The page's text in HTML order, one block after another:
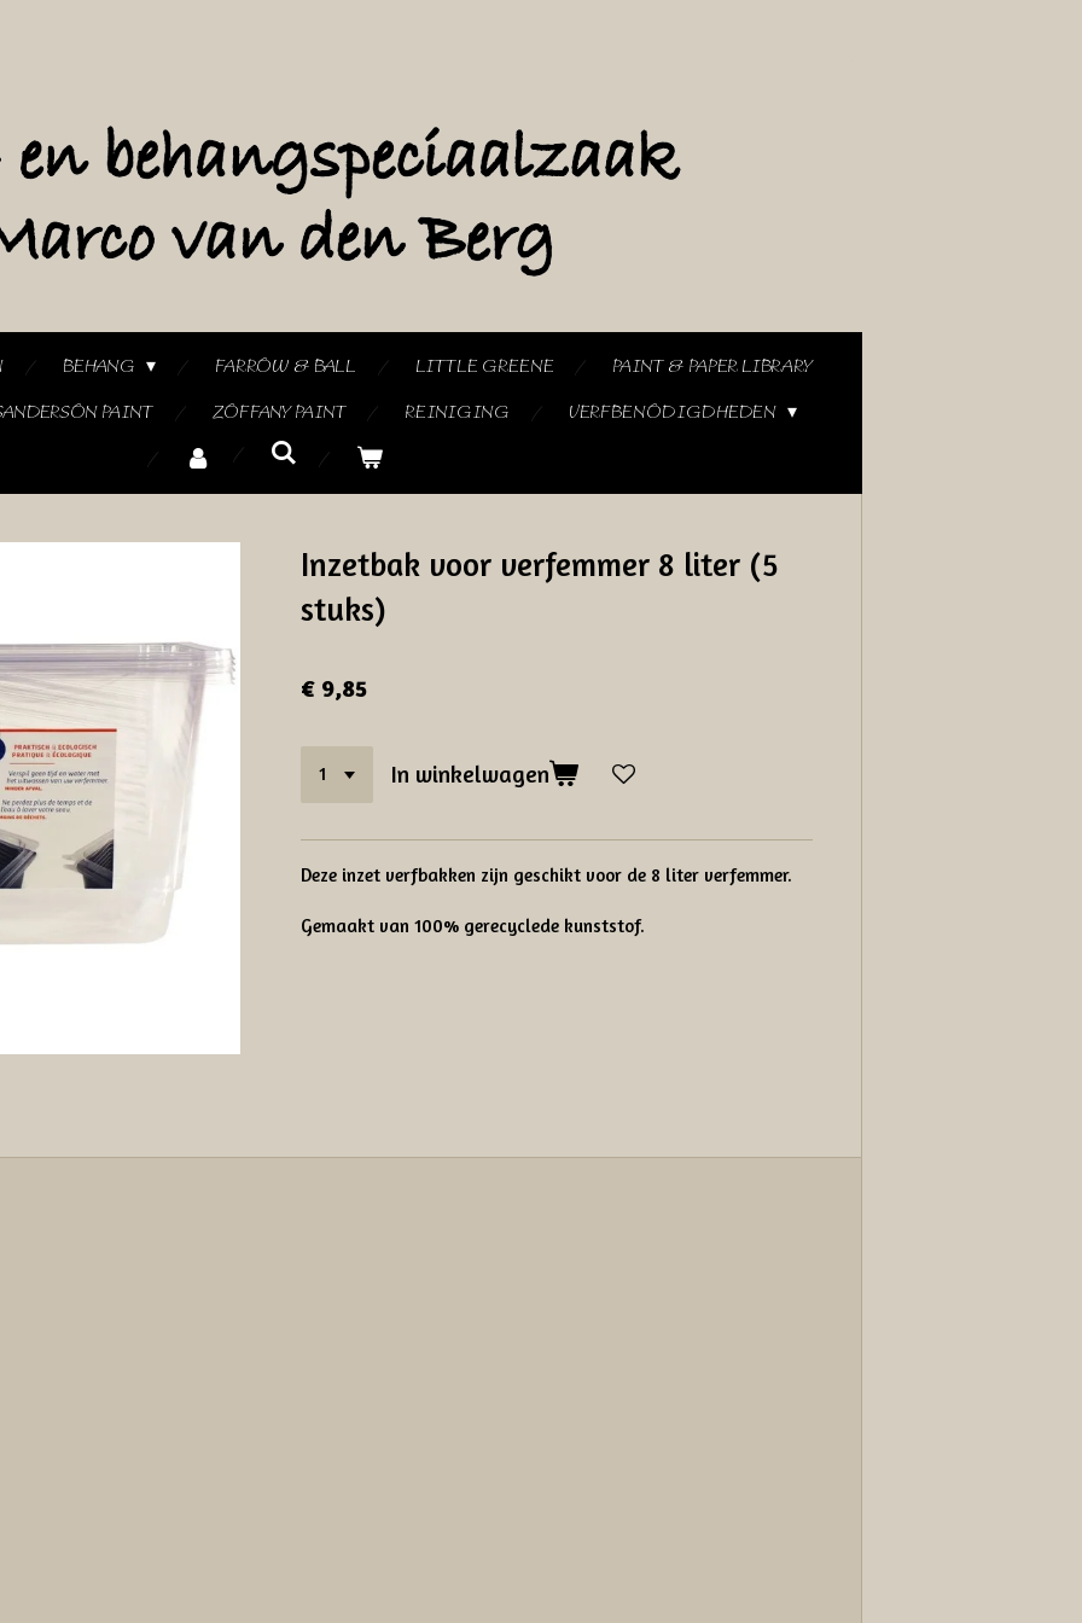
BEHANG FARROW & BALL LITTLE GREENE
PAINT & PAPER LIBRARY
PAINT ZOFFANY PAINT REINIGING VERFBENODIGDHEDEN
Inzetbak voor verfemmer 8 liter (5
stuks)
€ 9,85
In winkelwagen
Deze inzet verfbakken zijn geschikt voor de 8 liter verfemmer.
Gemaakt van 100% gerecyclede kunststof.